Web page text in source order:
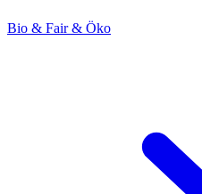
Bio & Fair & Öko